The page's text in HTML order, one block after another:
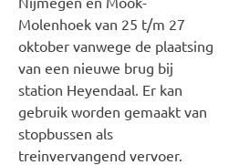
Molenhoek van 25 t/m 27
oktober vanwege de plaatsing
van een nieuwe brug bij
station Heyendaal. Er kan
gebruik worden gemaakt van
stopbussen als
treinvervangend vervoer.